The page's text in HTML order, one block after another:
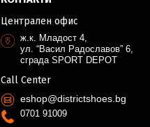
Централен офис
ж.к. Младост 4,
ул. “Васил Радославов” 6,
сграда SPORT DEPOT
Call Center
eshop@districtshoes.bg
0701 91009